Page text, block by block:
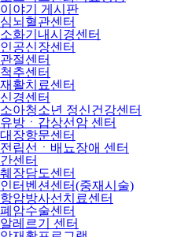
이야기 게시판
심뇌혈관센터
소화기내시경센터
인공신장센터
관절센터
척추센터
재활치료센터
신경센터
소아청소년 정신건강센터
유방ㆍ갑상선암 센터
대장항문센터
전립선ㆍ배뇨장애 센터
간센터
췌장담도센터
인터벤션센터(중재시술)
항암방사선치료센터
폐암수술센터
알레르기 센터